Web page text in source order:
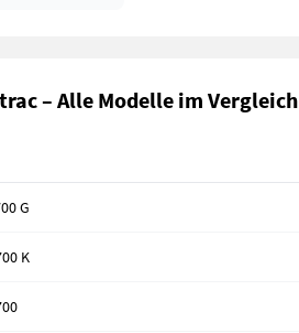
– Alle Modelle im Vergleich
G
K